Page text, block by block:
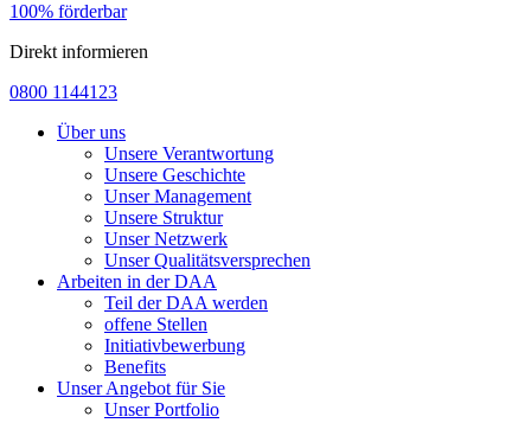
100% förderbar
Direkt informieren
0800 1144123
Über uns
Unsere Verantwortung
Unsere Geschichte
Unser Management
Unsere Struktur
Unser Netzwerk
Unser Qualitätsversprechen
Arbeiten in der DAA
Teil der DAA werden
offene Stellen
Initiativbewerbung
Benefits
Unser Angebot für Sie
Unser Portfolio